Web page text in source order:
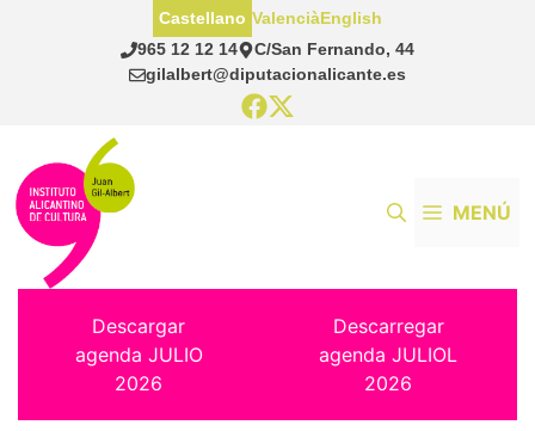
965 12 12 14
C/San Fernando, 44
gilalbert@diputacionalicante.es
Castellano ValenciàEnglish
MENÚ
Descargar
agenda JULIO
2026
Descarregar
agenda JULIOL
2026